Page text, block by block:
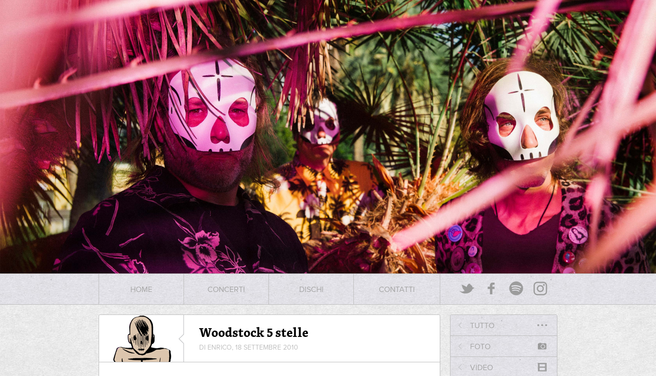
HOME CONCERTI DISCHI CONTATTI
Woodstock 5 stelle
DI ENRICO, 18 SETTEMBRE 2010
TUTTO
FOTO
VIDEO